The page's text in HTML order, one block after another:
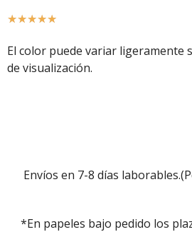
☆☆☆☆☆
El color puede variar ligeramente
de visualización.
Envíos en 7-8 días
*En papeles bajo pedido los